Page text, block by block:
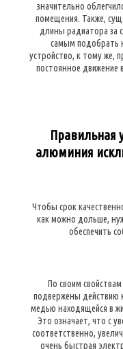
значительно
помещения. Также,
длины радиатора за
самым подобрать
устройство, к тому же,
постоянное движение
Правильная
алюминия
Чтобы срок
как можно дольше,
обеспечить
По своим
подвержены действию
медью находящейся в
Это означает, что с
соответственно,
очень быстрая